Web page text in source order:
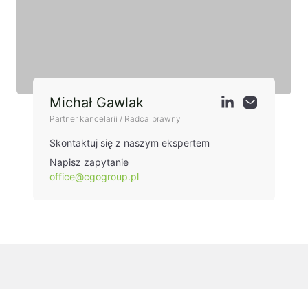
Michał Gawlak
Partner kancelarii / Radca prawny
Skontaktuj się z naszym ekspertem
Napisz zapytanie
office@cgogroup.pl